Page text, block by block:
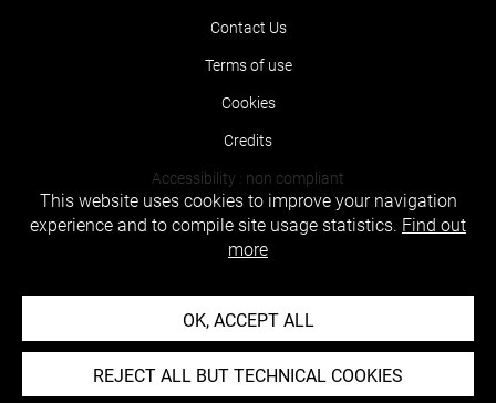
Contact Us
Terms of use
Cookies
Credits
Accessibility : non compliant
This website uses cookies to improve your navigation
experience and to compile site usage statistics. Find out
more
OK, ACCEPT ALL
REJECT ALL BUT TECHNICAL COOKIES